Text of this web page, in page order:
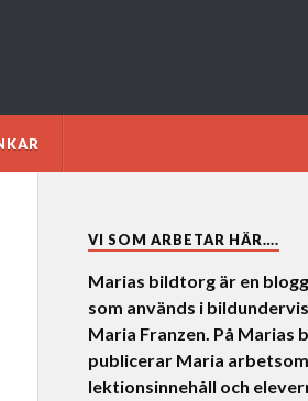
VI SOM ARBETAR HÄR….
Marias bildtorg är en blogg
som används i
Maria Franzen. På Marias
publicerar Maria
lektionsinnehåll och